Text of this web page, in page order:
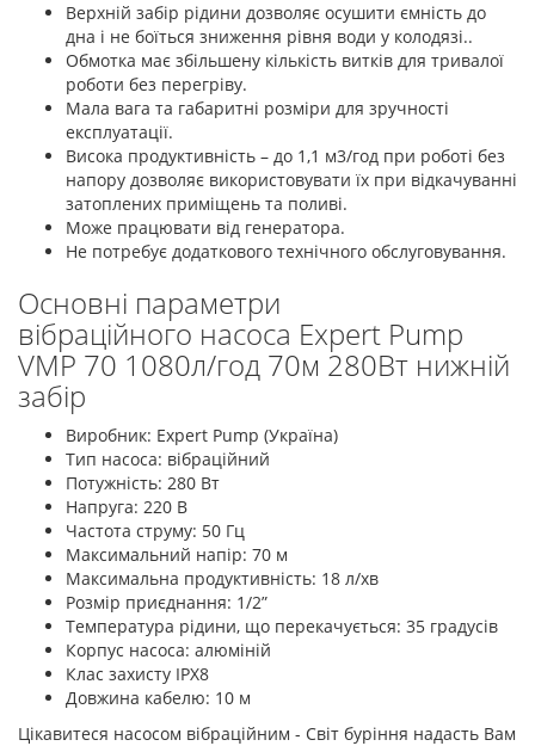
Верхній забір рідини дозволяє осушити ємність до
дна і не боїться зниження рівня води у колодязі..
Обмотка має збільшену кількість витків для тривалої
роботи без перегріву.
Мала вага та габаритні розміри для зручності
експлуатації.
Висока продуктивність – до 1,1 м3/год при роботі без
напору дозволяє використовувати їх при відкачуванні
затоплених приміщень та поливі.
Може працювати від генератора.
Не потребує додаткового технічного обслуговування.
Основні параметри
вібраційного насоса Expert Pump
VMP 70 1080л/год 70м 280Вт нижній
забір
Виробник: Expert Pump (Україна)
Тип насоса: вібраційний
Потужність: 280 Вт
Напруга: 220 В
Частота струму: 50 Гц
Максимальний напір: 70 м
Максимальна продуктивність: 18 л/хв
Розмір приєднання: 1/2”
Температура рідини, що перекачується: 35 градусів
Корпус насоса: алюміній
Клас захисту IPX8
Довжина кабелю: 10 м
Цікавитеся насосом вібраційним - Світ буріння надасть Вам